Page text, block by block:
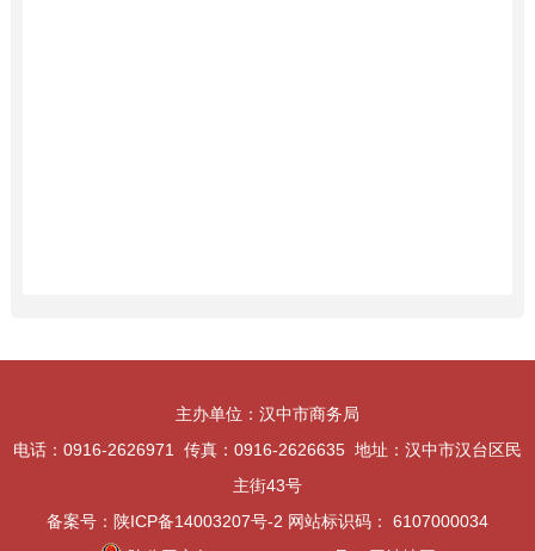
主办单位：汉中市商务局
电话：0916-2626971 传真：0916-2626635 地址：汉中市汉台区民
主街43号
备案号：陕ICP备14003207号-2 网站标识码： 6107000034